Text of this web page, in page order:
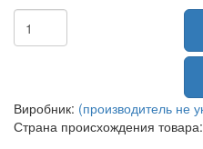
Виробник: (производитель не
Страна происхождения